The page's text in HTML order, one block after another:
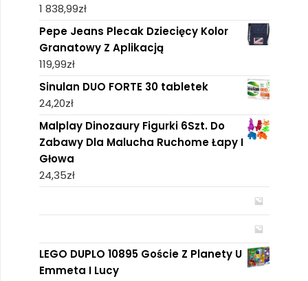
1 838,99zł
Pepe Jeans Plecak Dziecięcy Kolor
Granatowy Z Aplikacją
119,99zł
Sinulan DUO FORTE 30 tabletek
24,20zł
Malplay Dinozaury Figurki 6Szt. Do
Zabawy Dla Malucha Ruchome Łapy I
Głowa
24,35zł
LEGO DUPLO 10895 Goście Z Planety U
Emmeta I Lucy